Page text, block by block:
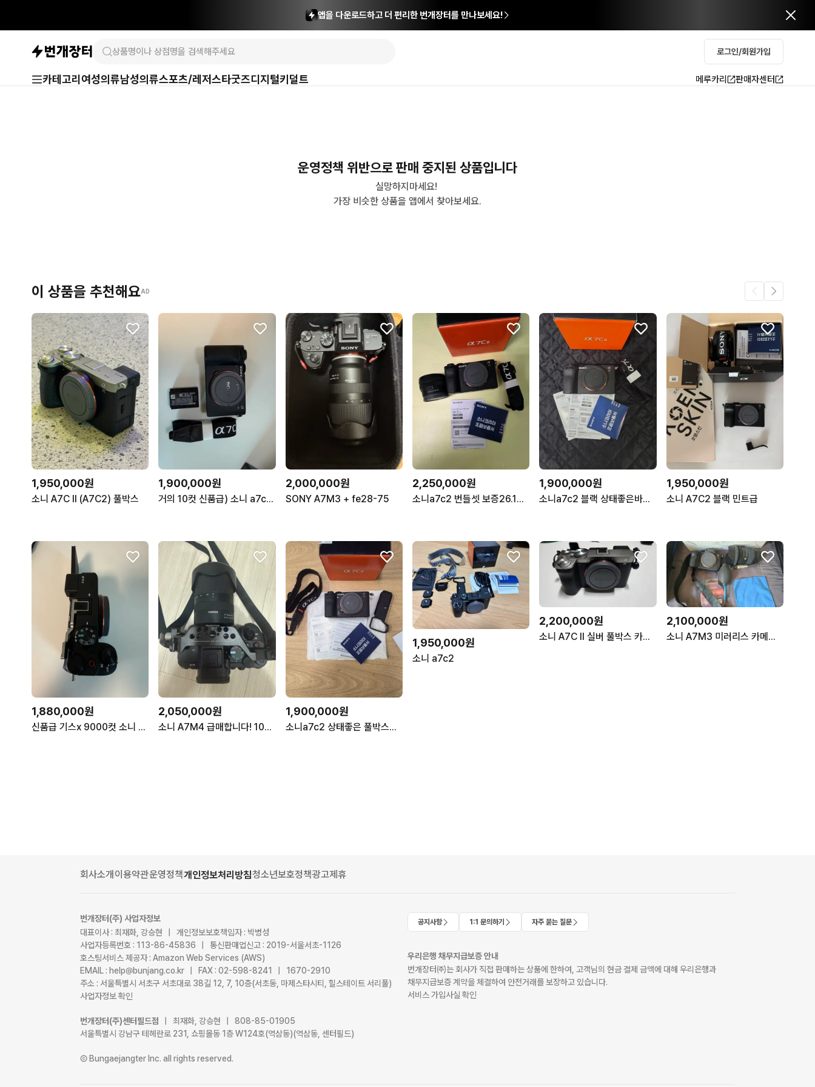
앱을 다운로드하고 더 편리한 번개장터를 만나보세요!
로그인/회원가입
카테고리 여성의류남성의류스포츠/레저스타굿즈디지털키덜트 메루카리 판매자센터
운영정책 위반으로 판매 중지된 상품입니다
실망하지마세요!
가장 비슷한 상품을 앱에서 찾아보세요.
이 상품을 추천해요AD
1,950,000원
소니 A7C II (A7C2) 풀박스
1,900,000원
거의 10컷 신품급) 소니 a7c2 풀박 s급
2,000,000원
SONY A7M3 + fe28-75
2,250,000원
소니a7c2 번들셋 보증26.10 블랙 상태좋은풀박스 팔아요
1,900,000원
소니a7c2 블랙 상태좋은바디팔아요 풀박스구성
1,950,000원
소니 A7C2 블랙 민트급
1,880,000원
신품급 기스x 9000컷 소니 a7c2
2,050,000원
소니 A7M4 급매합니다! 10컷입니다(바디만입니다)
1,900,000원
소니a7c2 상태좋은 풀박스팔아요 보증기간26년10월 컷수도작습니다 스몰리그같이드립니다
1,950,000원
소니 a7c2
2,200,000원
소니 A7C II 실버 풀박스 카메라
2,100,000원
소니 A7M3 미러리스 카메라 판매합니다!
회사소개이용약관운영정책개인정보처리방침청소년보호정책광고제휴
번개장터(주) 사업자정보
대표이사 : 최재화, 강승현 | 개인정보보호책임자 : 박병성
사업자등록번호 : 113-86-45836 | 통신판매업신고 : 2019-서울서초-1126
호스팅서비스 제공자 : Amazon Web Services (AWS)
EMAIL : help@bunjang.co.kr | FAX : 02-598-8241 | 1670-2910
주소 : 서울특별시 서초구 서초대로 38길 12, 7, 10층(서초동, 마제스타시티, 힐스테이트 서리풀)
사업자정보 확인
번개장터(주)센터필드점
| 최재화, 강승현 | 808-85-01905
서울특별시 강남구 테헤란로 231, 쇼핑몰동 1층 W124호(역삼동)(역삼동, 센터필드)
Ⓒ Bungaejangter Inc. all rights reserved.
공지사항 1:1 문의하기 자주 묻는 질문
우리은행 채무지급보증 안내
번개장터㈜는 회사가 직접 판매하는 상품에 한하여, 고객님의 현금 결제 금액에 대해 우리은행과
채무지급보증 계약을 체결하여 안전거래를 보장하고 있습니다.
서비스 가입사실 확인